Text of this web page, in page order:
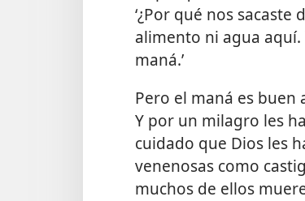
‘¿Por qué nos
alimento ni agua
maná.’
Pero el maná es buen
Y por un milagro les
cuidado que Dios les
venenosas como
muchos de ellos